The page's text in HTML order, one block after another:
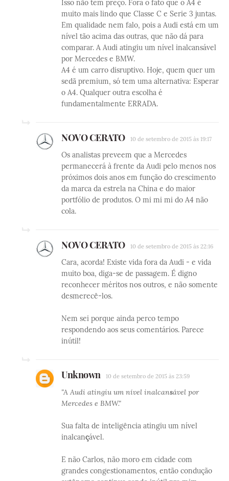
Isso não tem preço. Fora o fato que o A4 é
muito mais lindo que Classe C e Serie 3 juntas.
Em qualidade nem falo, pois a Audi está em um
nível tão acima das outras, que não dá para
comparar. A Audi atingiu um nível inalcansável
por Mercedes e BMW.
A4 é um carro disruptivo. Hoje, quem quer um
sedã premium, só tem uma alternativa: Esperar
o A4. Qualquer outra escolha é
fundamentalmente ERRADA.
NOVO CERATO 10 de setembro de 2015 às 19:17
Os analistas preveem que a Mercedes
permanecerá à frente da Audi pelo menos nos
próximos dois anos em função do crescimento
da marca da estrela na China e do maior
portfólio de produtos. O mi mi mi do A4 não
cola.
NOVO CERATO 10 de setembro de 2015 às 22:16
Cara, acorda! Existe vida fora da Audi - e vida
muito boa, diga-se de passagem. É digno
reconhecer méritos nos outros, e não somente
desmerecê-los.
Nem sei porque ainda perco tempo
respondendo aos seus comentários. Parece
inútil!
Unknown 10 de setembro de 2015 às 23:59
"A Audi atingiu um nível inalcansável por
Mercedes e BMW."
Sua falta de inteligência atingiu um nível
inalcançável.
E não Carlos, não moro em cidade com
grandes congestionamentos, então condução